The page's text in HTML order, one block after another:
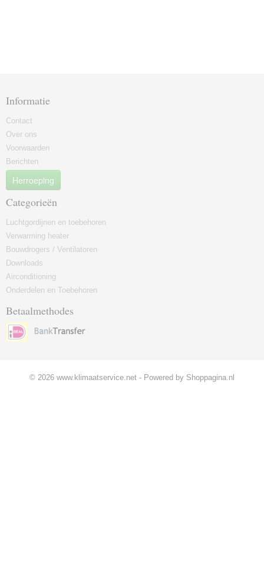
Informatie
Contact
Over ons
Voorwaarden
Berichten
Herroeping
Categorieën
Luchtgordijnen en toebehoren
Verwarming heater
Bouwdrogers / Ventilatoren
Downloads
Airconditioning
Onderdelen en Toebehoren
Betaalmethodes
© 2026 www.klimaatservice.net - Powered by Shoppagina.nl